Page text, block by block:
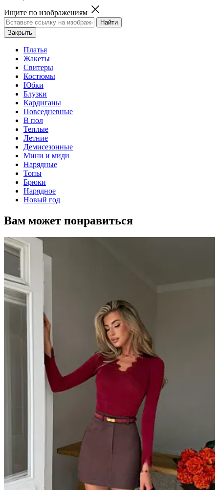
Ищите по изображениям
Закрыть
Платья
Жакеты
Свитеры
Костюмы
Юбки
Блузки
Кардиганы
Повседневные
В пол
Теплые
Летние
Демисезонные
Мини и миди
Нарядные
Топы
Брюки
Нарядное
Новый год
Вам может понравиться